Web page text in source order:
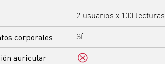
2 usuarios x 100 lecturas
corporales Sí
auricular